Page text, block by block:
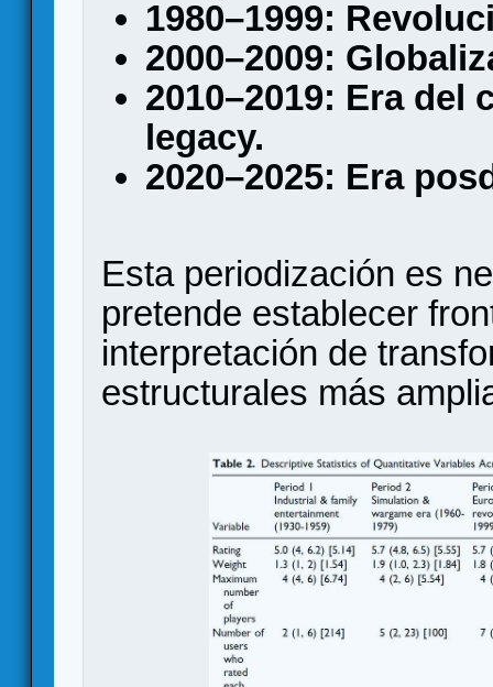
1980–1999:
2000–2009:
2010–2019: Era
legacy.
2020–2025: Era
Esta periodización es
pretende establecer
interpretación de
estructurales más